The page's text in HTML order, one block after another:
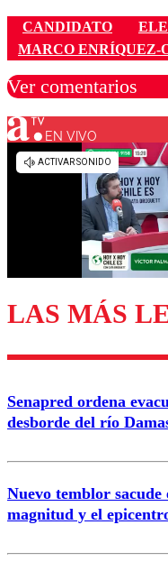
CANDIDATO
MARCO ENRÍQUEZ-
Ver comentarios
Los comentarios
EN VIVO
LAS MÁS
Senapred ordena
desborde del río
Nuevo temblor
magnitud y el